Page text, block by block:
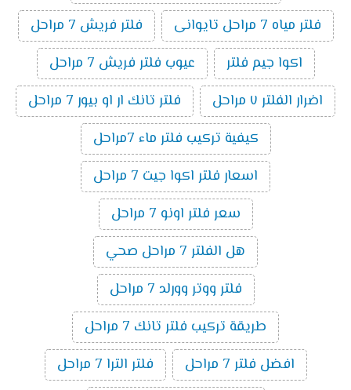
فلتر مياه 7 مراحل تايوانى
فلتر فريش 7 مراحل
اكوا جيم فلتر
عيوب فلتر فريش 7 مراحل
اضرار الفلتر ٧ مراحل
فلتر تانك ار او بيور 7 مراحل
كيفية تركيب فلتر ماء 7مراحل
اسعار فلتر اكوا جيت 7 مراحل
سعر فلتر اونو 7 مراحل
هل الفلتر 7 مراحل صحي
فلتر ووتر وورلد 7 مراحل
طريقة تركيب فلتر تانك 7 مراحل
افضل فلتر 7 مراحل
فلتر الترا 7 مراحل